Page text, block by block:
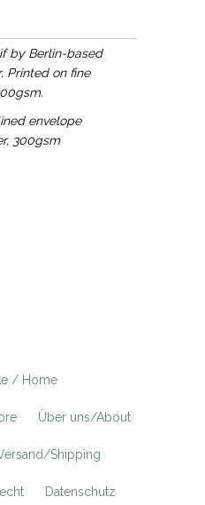
by Berlin-based
Printed on fine
envelope
300gsm
/ Home
Über uns/About
Shipping
Datenschutz